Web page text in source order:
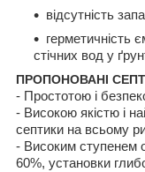
відсутність
герметичність
стічних вод у
ПРОПОНОВАНІ
- Простотою і
- Високою якістю і
септики на всьому
- Високим ступенем
60%, установки